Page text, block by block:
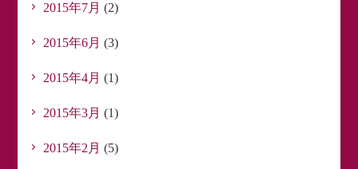
2015年7月 (2)
2015年6月 (3)
2015年4月 (1)
2015年3月 (1)
2015年2月 (5)